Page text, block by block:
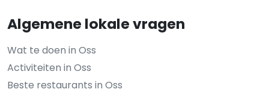
Algemene lokale vragen
Wat te doen in Oss
Activiteiten in Oss
Beste restaurants in Oss